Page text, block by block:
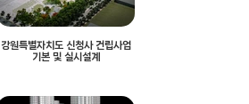
강원특별자치도 신청사 건립사업
기본 및 실시설계